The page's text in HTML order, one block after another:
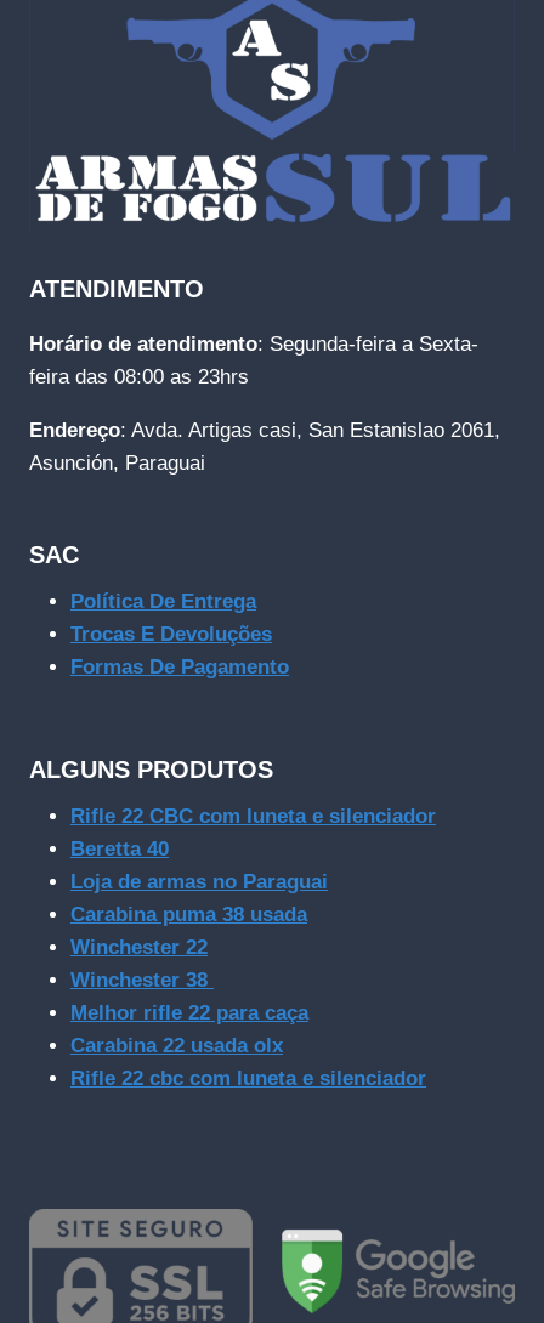
ATENDIMENTO
Horário de atendimento: Segunda-feira a Sexta-
feira das 08:00 as 23hrs
Endereço: Avda. Artigas casi, San Estanislao 2061,
Asunción, Paraguai
SAC
Política De Entrega
Trocas E Devoluções
Formas De Pagamento
ALGUNS PRODUTOS
Rifle 22 CBC com luneta e silenciador
Beretta 40
Loja de armas no Paraguai
Carabina puma 38 usada
Winchester 22
Winchester 38
Melhor rifle 22 para caça
Carabina 22 usada olx
Rifle 22 cbc com luneta e silenciador